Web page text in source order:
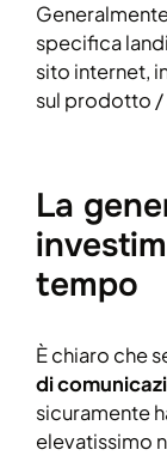
specifica
sito internet,
sul prodotto /
La
tempo
È chiaro che
di
sicuramente
elevatissimo